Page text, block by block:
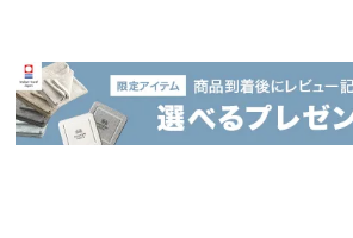
商
品
の
配